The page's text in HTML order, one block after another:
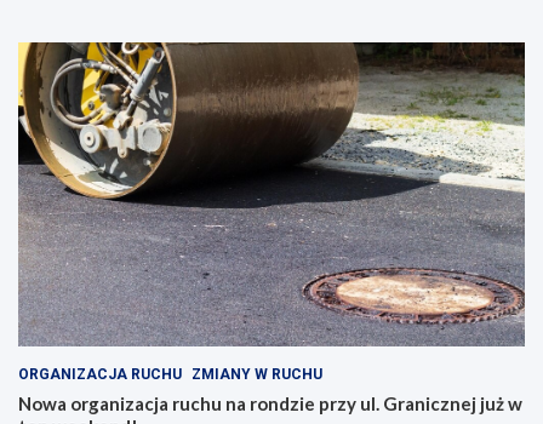
ORGANIZACJA RUCHU ZMIANY W RUCHU
Nowa organizacja ruchu na rondzie przy ul. Granicznej już w